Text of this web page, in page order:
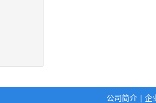
公司简介 企